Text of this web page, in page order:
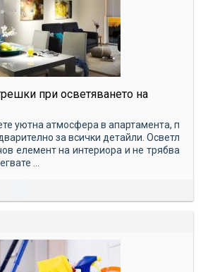
при осветяването на
уютна атмосфера в апартамента, п
за всички детайли. Осветл
елемент на интериора и не трябва
...